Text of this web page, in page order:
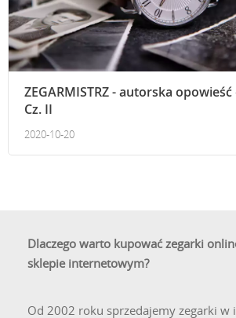
ZEGARMISTRZ - autorska
Cz. II
2020-10-20
Dlaczego warto kupować zegarki
sklepie internetowym?
Od 2002 roku sprzedajemy zegarki w